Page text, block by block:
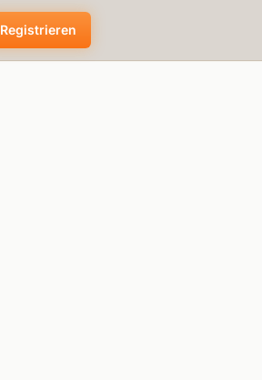
Registrieren